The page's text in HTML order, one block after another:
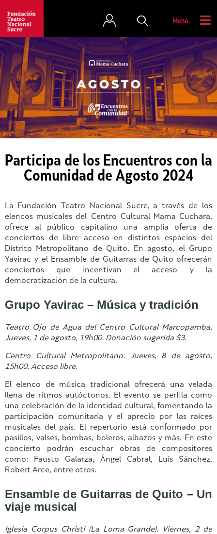
Menú
Participa de los Encuentros con la
Comunidad de Agosto 2024
La Fundación Teatro Nacional Sucre, a través de los
elencos musicales del Centro Cultural
Mama Cuchara,
ofrece al público capitalino una amplia oferta de
conciertos de libre acceso en distintos espacios del
Distrito Metropolitano de Quito. En agosto, el Grupo
Yavirac y el Ensamble de Guitarras de Quito ofrecerán
conciertos que incentivan el acceso y la
democratización de la cultura.
Grupo Yavirac – Música y tradición
Teatro Ojo de Agua del Centro Cultural Marcopamba.
Jueves, 1 de agosto, 19h00. Donación sugerida $3.
Centro Cultural Metropolitano. Jueves, 8 de agosto,
15h00. Acceso libre.
El elenco de música tradicional ofrecerá una velada
llena de ritmos autóctonos. El evento se perfila como
una celebración de la identidad cultural, fomentando la
participación comunitaria y el aprecio por las raíces
musicales del país. El repertorio está conformado por
pasillos, valses, bombas, boleros, albazos y más. En este
concierto podrán escuchar obras de compositores
como: Fausto Galarza, Ángel Cabral, Luis Sánchez,
Robert Arce, entre otros.
Ensamble de Guitarras de Quito – Un
viaje musical
Iglesia Corpus Christi (La Loma Grande). Viernes, 2 de